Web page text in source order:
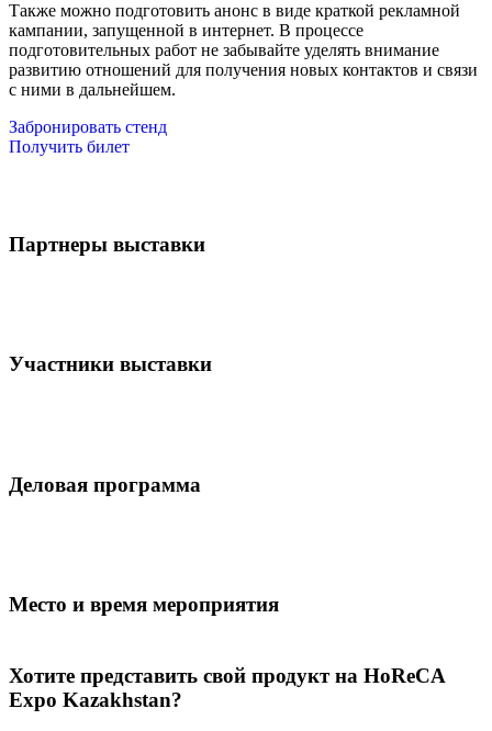
Также можно подготовить анонс в виде краткой рекламной
кампании, запущенной в интернет. В процессе
подготовительных работ не забывайте уделять внимание
развитию отношений для получения новых контактов и связи
с ними в дальнейшем.
Забронировать стенд
Получить билет
Партнеры выставки
Участники выставки
Деловая программа
Место и время мероприятия
Хотите представить свой продукт на HoReCA
Expo Kazakhstan?